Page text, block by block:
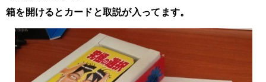
箱を開けるとカードと取説が入ってます。